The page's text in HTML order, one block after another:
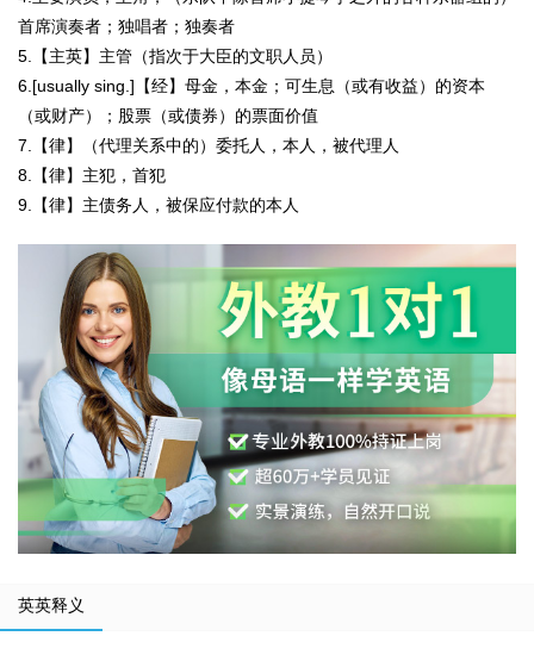
首席演奏者；独唱者；独奏者
5.【主英】主管（指次于大臣的文职人员）
6.[usually sing.]【经】母金，本金；可生息（或有收益）的资本
（或财产）；股票（或债券）的票面价值
7.【律】（代理关系中的）委托人，本人，被代理人
8.【律】主犯，首犯
9.【律】主债务人，被保应付款的本人
英英释义